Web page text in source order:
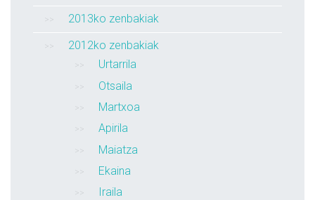
2013ko zenbakiak
2012ko zenbakiak
Urtarrila
Otsaila
Martxoa
Apirila
Maiatza
Ekaina
Iraila